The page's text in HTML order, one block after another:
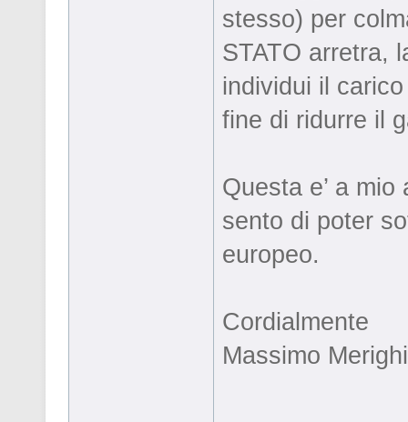
stesso) per
STATO arretra,
individui il
fine di ridurre il
Questa e’ a
sento di poter
europeo.
Cordialmente
Massimo Merighi